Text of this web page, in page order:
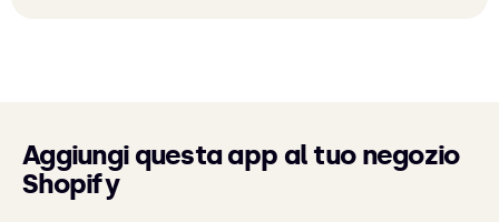
Aggiungi questa app al tuo negozio
Shopify